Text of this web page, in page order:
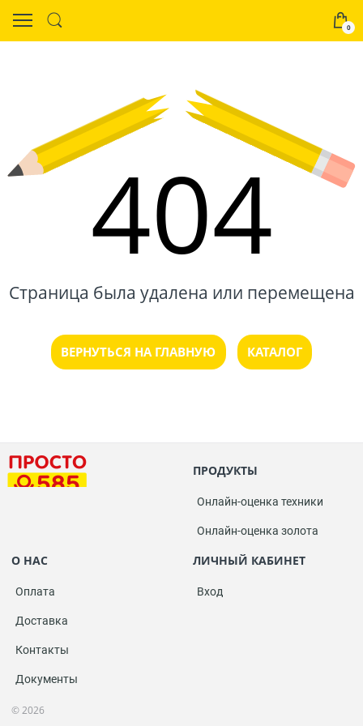
0
404
Страница была удалена или перемещена
ВЕРНУТЬСЯ НА ГЛАВНУЮ КАТАЛОГ
ПРОДУКТЫ
Онлайн-оценка техники
Онлайн-оценка золота
О НАС
Оплата
Доставка
Контакты
Документы
ЛИЧНЫЙ КАБИНЕТ
Вход
© 2026